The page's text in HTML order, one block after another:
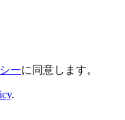
ーに同意します。
.